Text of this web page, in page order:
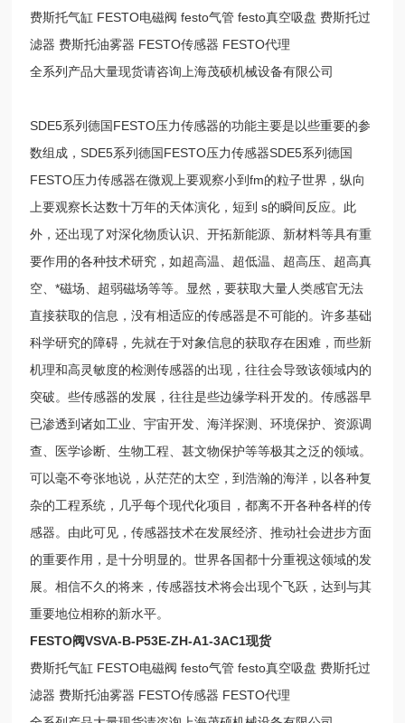
费斯托气缸 FESTO电磁阀 festo气管 festo真空吸盘 费斯托过
滤器 费斯托油雾器 FESTO传感器 FESTO代理
全系列产品大量现货请咨询上海茂硕机械设备有限公司
SDE5系列德国FESTO压力传感器的功能主要是以些重要的参
数组成，SDE5系列德国FESTO压力传感器SDE5系列德国
FESTO压力传感器在微观上要观察小到fm的粒子世界，纵向
上要观察长达数十万年的天体演化，短到 s的瞬间反应。此
外，还出现了对深化物质认识、开拓新能源、新材料等具有重
要作用的各种技术研究，如超高温、超低温、超高压、超高真
空、*磁场、超弱磁场等等。显然，要获取大量人类感官无法
直接获取的信息，没有相适应的传感器是不可能的。许多基础
科学研究的障碍，先就在于对象信息的获取存在困难，而些新
机理和高灵敏度的检测传感器的出现，往往会导致该领域内的
突破。些传感器的发展，往往是些边缘学科开发的。传感器早
已渗透到诸如工业、宇宙开发、海洋探测、环境保护、资源调
查、医学诊断、生物工程、甚文物保护等等极其之泛的领域。
可以毫不夸张地说，从茫茫的太空，到浩瀚的海洋，以各种复
杂的工程系统，几乎每个现代化项目，都离不开各种各样的传
感器。由此可见，传感器技术在发展经济、推动社会进步方面
的重要作用，是十分明显的。世界各国都十分重视这领域的发
展。相信不久的将来，传感器技术将会出现个飞跃，达到与其
重要地位相称的新水平。
FESTO阀VSVA-B-P53E-ZH-A1-3AC1现货
费斯托气缸 FESTO电磁阀 festo气管 festo真空吸盘 费斯托过
滤器 费斯托油雾器 FESTO传感器 FESTO代理